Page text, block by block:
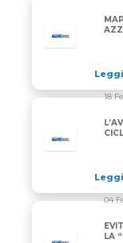
18
04
LA